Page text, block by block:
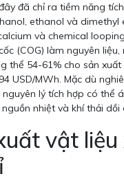
đã chỉ ra tiềm năng
ethanol và dimethyl
và chemical
(COG) làm nguyên
thể 54-61% cho sản
USD/MWh. Mặc dù
lý tích hợp có thể
nhiệt và khí thải dồi
vật